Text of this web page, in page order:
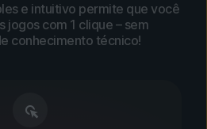
e intuitivo permite que você
jogos com 1 clique – sem
conhecimento técnico!